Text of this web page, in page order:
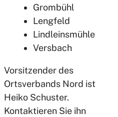
Grombühl
Lengfeld
Lindleinsmühle
Versbach
Vorsitzender des
Ortsverbands Nord ist
Heiko Schuster.
Kontaktieren Sie ihn